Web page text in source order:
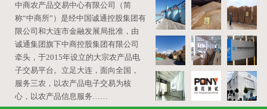
中商农产品交易中心有限公司（简
称“中商所”）是经中国诚通控股集团有
限公司和大连市金融发展局批准，由
诚通集团旗下中商控股集团有限公司
牵头，于2015年设立的大宗农产品电
子交易平台。立足大连，面向全国，
服务三农，以农产品电子交易为核
心，以农产品信息服务……